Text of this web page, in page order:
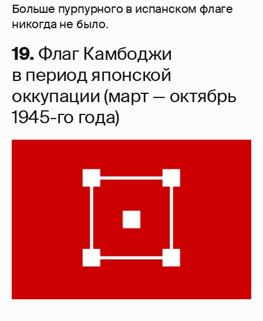
Больше пурпурного в испанском флаге
никогда не было.
19. Флаг Камбоджи
в период японской
оккупации (март — октябрь
1945-го года)